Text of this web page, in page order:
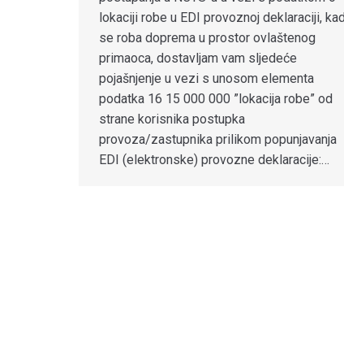
lokaciji robe u EDI provoznoj deklaraciji, kad
se roba doprema u prostor ovlaštenog
primaoca, dostavljam vam sljedeće
pojašnjenje u vezi s unosom elementa
podatka 16 15 000 000 ”lokacija robe” od
strane korisnika postupka
provoza/zastupnika prilikom popunjavanja
EDI (elektronske) provozne deklaracije:…